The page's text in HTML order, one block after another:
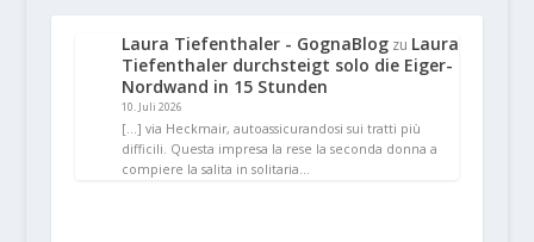
Laura Tiefenthaler - GognaBlogzu Laura
Tiefenthaler durchsteigt solo die Eiger-
Nordwand in 15 Stunden
10. Juli 2026
[…] via Heckmair, autoassicurandosi sui tratti più
difficili. Questa impresa la rese la seconda donna a
compiere la salita in solitaria…